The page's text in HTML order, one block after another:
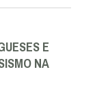
E
NA